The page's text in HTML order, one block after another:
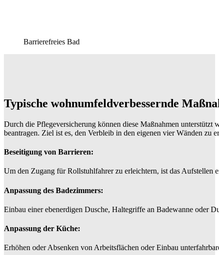
Barrierefreies Bad
Typische wohnumfeldverbessernde
Durch die Pflegeversicherung können diese Maßnahmen unterstützt
beantragen. Ziel ist es, den Verbleib in den eigenen vier Wänden zu
Beseitigung von Barrieren:
Um den Zugang für Rollstuhlfahrer zu erleichtern, ist das Aufstellen
Anpassung des Badezimmers:
Einbau einer ebenerdigen Dusche, Haltegriffe an Badewanne oder
Anpassung der Küche:
Erhöhen oder Absenken von Arbeitsflächen oder Einbau